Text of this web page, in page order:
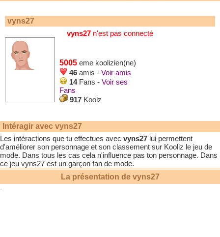
vyns27
vyns27 n'est pas connecté
5005 eme koolizien(ne)
46 amis - Voir amis
14Fans - Voir ses
Fans
917 Koolz
Intéragir avec vyns27
Les intéractions que tu effectues avec vyns27 lui permettent
d'améliorer son personnage et son classement sur Kooliz le jeu de
mode. Dans tous les cas cela n'influence pas ton personnage. Dans
ce jeu vyns27 est un garçon fan de mode.
La présentation de vyns27